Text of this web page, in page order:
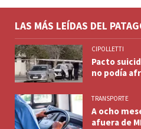
LAS MÁS LEÍDAS DEL
CIPOLLETTI
Pacto
no podía
TRANSPORTE
A ocho
afuera de